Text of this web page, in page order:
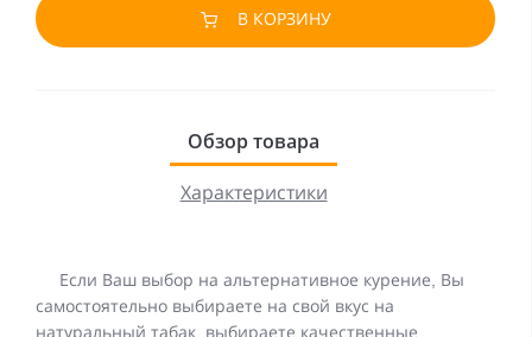
В КОРЗИНУ
Обзор товара
Характеристики
Если Ваш выбор на альтернативное курение, Вы
самостоятельно выбираете на свой вкус на
натуральный табак, выбираете качественные